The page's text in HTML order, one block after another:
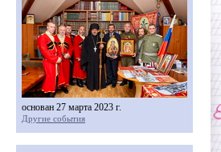
основан 27 марта 2023 г.
Другие события